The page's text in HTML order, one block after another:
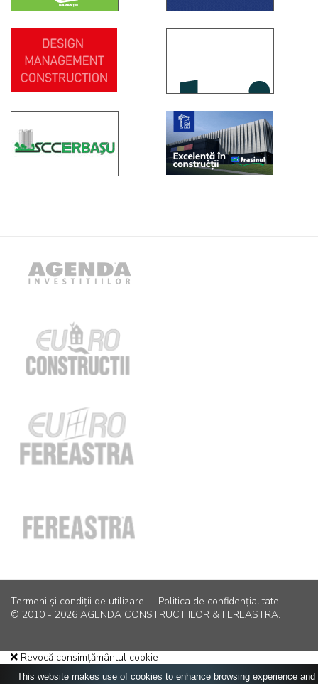
Termeni și condiții de utilizare
Politica de confidențialitate
© 2010 - 2026 AGENDA CONSTRUCTIILOR & FEREASTRA.
Revocă consimțământul cookie
This website makes use of cookies to enhance browsing experience and